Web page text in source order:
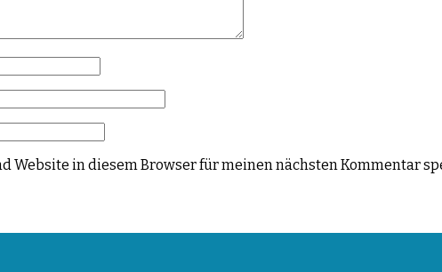
Website in diesem Browser für meinen nächsten Kommentar